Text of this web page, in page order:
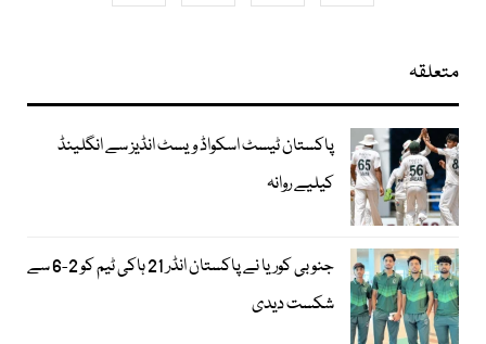
متعلقہ
پاکستان ٹیسٹ اسکواڈ ویسٹ انڈیز سے انگلینڈ
کیلیے روانہ
جنوبی کوریا نے پاکستان انڈر 21 ہاکی ٹیم کو 2-6 سے
شکست دیدی